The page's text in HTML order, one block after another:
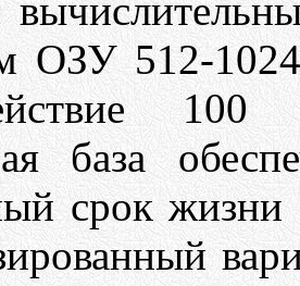
ОЗУ 512-
база
срок жизни